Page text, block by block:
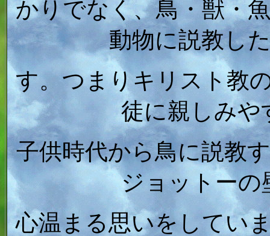
かりでなく、鳥・獣・
動物に説教し
す。つまりキリスト教
徒に親しみや
子供時代から鳥に説教
ジョットーの
心温まる思いをしてい